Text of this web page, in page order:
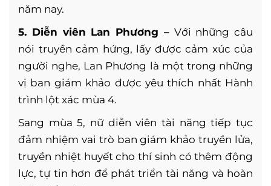
năm nay.
5. Diễn viên Lan Phương –Với những câu
nói truyền cảm hứng, lấy được cảm xúc của
người nghe, Lan Phương là một trong những
vị ban giám khảo được yêu thích nhất Hành
trình lột xác mùa 4.
Sang mùa 5, nữ diễn viên tài năng tiếp tục
đảm nhiệm vai trò ban giám khảo truyền lửa,
truyền nhiệt huyết cho thí sinh có thêm động
lực, tự tin hơn để phát triển tài năng và hoàn